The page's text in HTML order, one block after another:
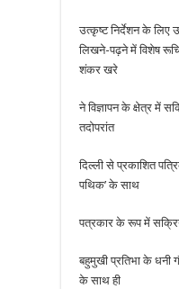
उत्कृष्ट निर्देशन के लिए
लिखने-पढ़ने में विशेष रूचि
शंकर खरे
ने विज्ञापन के क्षेत्र में
तदोपरांत
दिल्ली से प्रकाशित
पथिक’ के साथ
पत्रकार के रूप में
बहुमुखी प्रतिभा के धनी
के साथ ही